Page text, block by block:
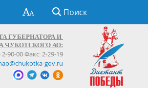
Поиск
ГУБЕРНАТОРА И
ЧУКОТСКОГО АО:
2-90-00 Факс: 2-29-19
gov.ru